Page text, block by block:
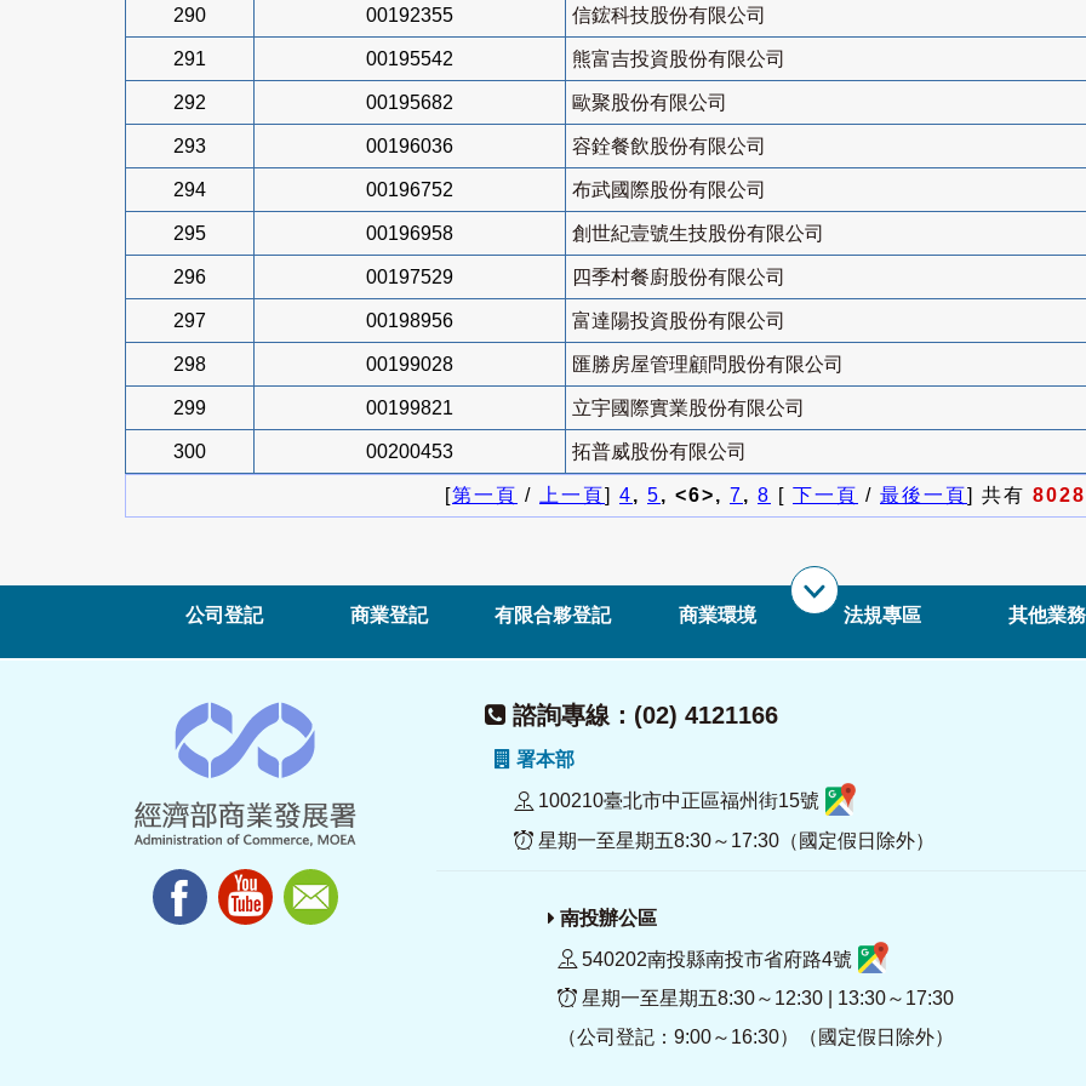
290 00192355 信鋐科技股份有限公司
291 00195542 熊富吉投資股份有限公司
292 00195682 歐聚股份有限公司
293 00196036 容銓餐飲股份有限公司
294 00196752 布武國際股份有限公司
295 00196958 創世紀壹號生技股份有限公司
296 00197529 四季村餐廚股份有限公司
297 00198956 富達陽投資股份有限公司
298 00199028 匯勝房屋管理顧問股份有限公司
299 00199821 立宇國際實業股份有限公司
300 00200453 拓普威股份有限公司
[第一頁 / 上一頁] 4, 5, <6>, 7, 8 [ 下一頁 / 最後一頁] 共有 8028
公司登記 商業登記 有限合夥登記 商業環境 法規專區 其他業務
諮詢專線：(02) 4121166
署本部
100210臺北市中正區福州街15號
星期一至星期五8:30～17:30（國定假日除外）
南投辦公區
540202南投縣南投市省府路4號
星期一至星期五8:30～12:30 | 13:30～17:30
（公司登記：9:00～16:30）（國定假日除外）